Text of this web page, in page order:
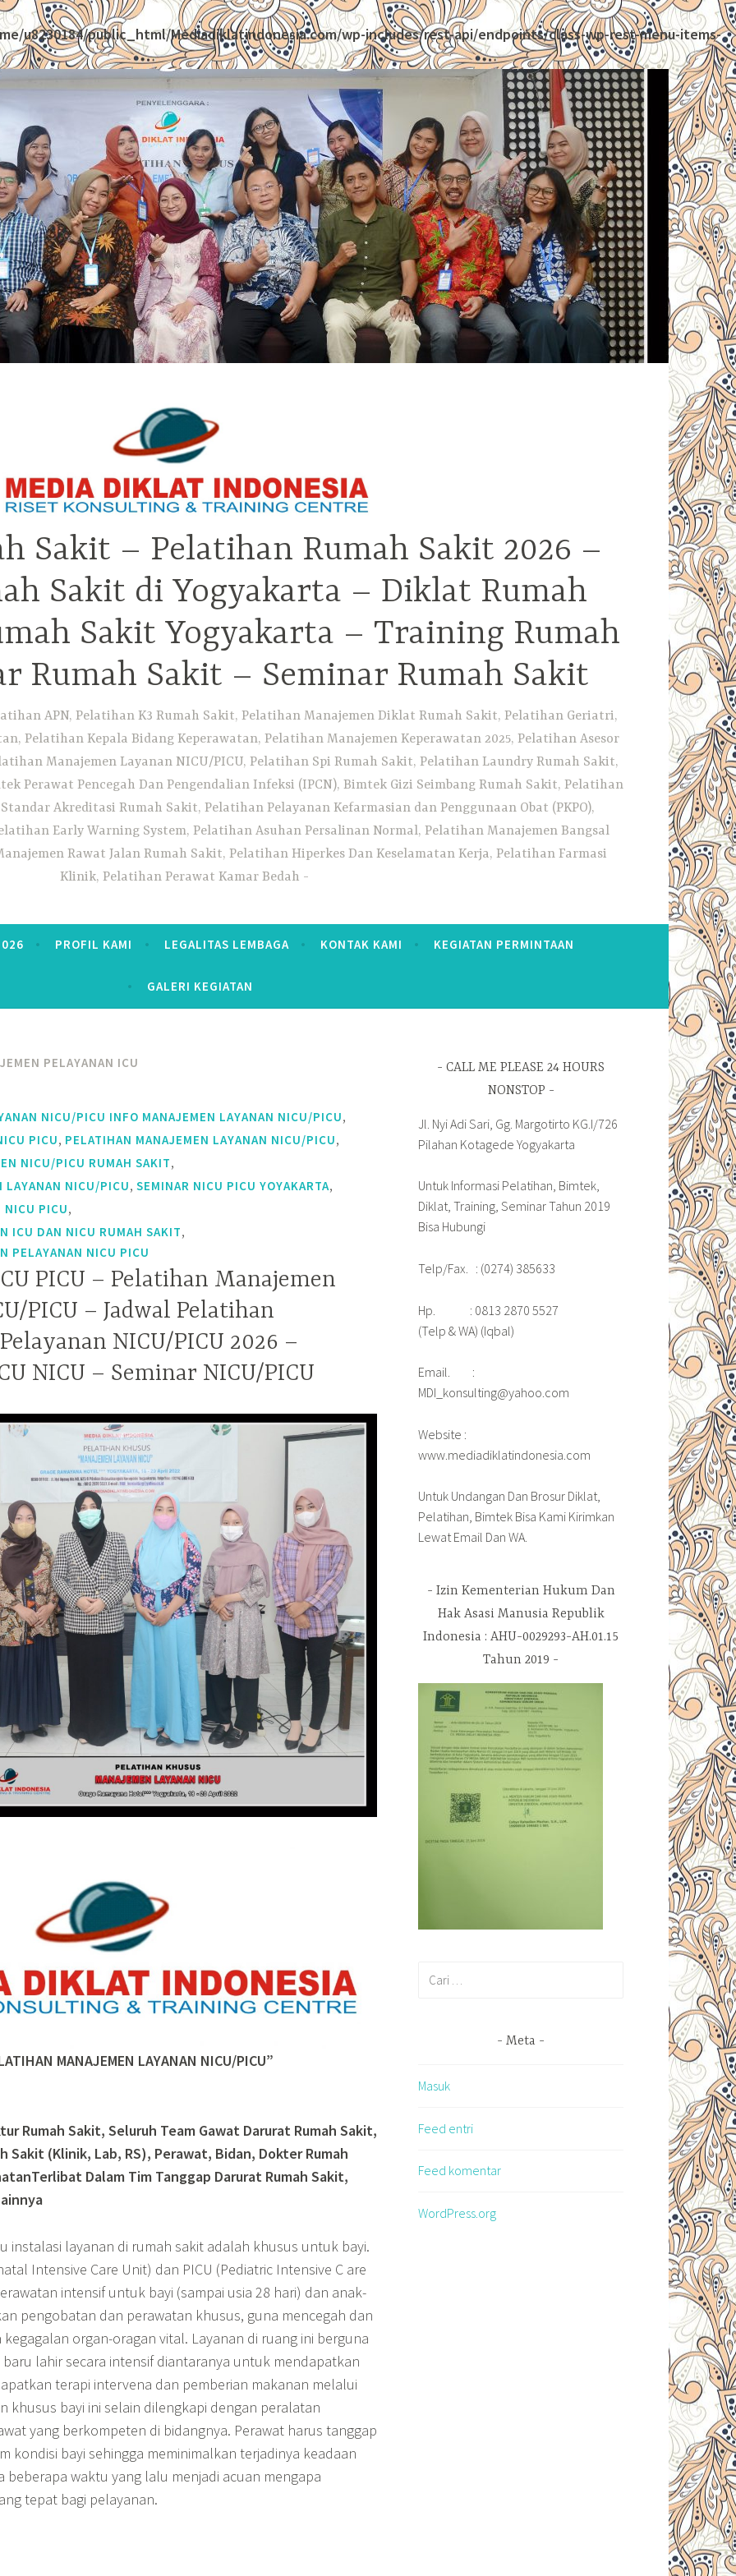
u8230184/public_html/Mediadiklatindonesia.com/wp-includes/rest-api/endpoints/class-wp-rest-menu-items-
Sakit – Pelatihan Rumah Sakit 2026 –
Sakit di Yogyakarta – Diklat Rumah
Sakit Yogyakarta – Training Rumah
Rumah Sakit – Seminar Rumah Sakit
APN, Pelatihan K3 Rumah Sakit, Pelatihan Manajemen Diklat Rumah Sakit, Pelatihan Geriatri,
Pelatihan Kepala Bidang Keperawatan, Pelatihan Manajemen Keperawatan 2025, Pelatihan Asesor
Manajemen Layanan NICU/PICU, Pelatihan Spi Rumah Sakit, Pelatihan Laundry Rumah Sakit,
Perawat Pencegah Dan Pengendalian Infeksi (IPCN), Bimtek Gizi Seimbang Rumah Sakit, Pelatihan
Akreditasi Rumah Sakit, Pelatihan Pelayanan Kefarmasian dan Penggunaan Obat (PKPO),
Early Warning System, Pelatihan Asuhan Persalinan Normal, Pelatihan Manajemen Bangsal
Rawat Jalan Rumah Sakit, Pelatihan Hiperkes Dan Keselamatan Kerja, Pelatihan Farmasi
Klinik, Pelatihan Perawat Kamar Bedah
PROFIL KAMI LEGALITAS LEMBAGA KONTAK KAMI KEGIATAN PERMINTAAN
GALERI KEGIATAN
PELAYANAN ICU
NICU/PICU INFO MANAJEMEN LAYANAN NICU/PICU,
PICU, PELATIHAN MANAJEMEN LAYANAN NICU/PICU,
NICU/PICU RUMAH SAKIT,
LAYANAN NICU/PICU, SEMINAR NICU PICU YOYAKARTA,
NICU PICU,
ICU DAN NICU RUMAH SAKIT,
PELAYANAN NICU PICU
PICU – Pelatihan Manajemen
PICU – Jadwal Pelatihan
NICU/PICU 2026 –
NICU – Seminar NICU/PICU
MANAJEMEN LAYANAN NICU/PICU”
Rumah Sakit, Seluruh Team Gawat Darurat Rumah Sakit,
Sakit (Klinik, Lab, RS), Perawat, Bidan, Dokter Rumah
Dalam Tim Tanggap Darurat Rumah Sakit,
instalasi layanan di rumah sakit adalah khusus untuk bayi.
Intensive Care Unit) dan PICU (Pediatric Intensive C are
intensif untuk bayi (sampai usia 28 hari) dan anak-
pengobatan dan perawatan khusus, guna mencegah dan
organ-oragan vital. Layanan di ruang ini berguna
lahir secara intensif diantaranya untuk mendapatkan
terapi intervena dan pemberian makanan melalui
khusus bayi ini selain dilengkapi dengan peralatan
yang berkompeten di bidangnya. Perawat harus tanggap
kondisi bayi sehingga meminimalkan terjadinya keadaan
beberapa waktu yang lalu menjadi acuan mengapa
tepat bagi pelayanan.
CALL ME PLEASE 24 HOURS
NONSTOP
Jl. Nyi Adi Sari, Gg. Margotirto KG.I/726
Pilahan Kotagede Yogyakarta
Untuk Informasi Pelatihan, Bimtek,
Diklat, Training, Seminar Tahun 2019
Bisa Hubungi
Telp/Fax. : (0274) 385633
Hp. : 0813 2870 5527
(Telp & WA) (Iqbal)
Email. :
MDI_konsulting@yahoo.com
Website :
www.mediadiklatindonesia.com
Untuk Undangan Dan Brosur Diklat,
Pelatihan, Bimtek Bisa Kami Kirimkan
Lewat Email Dan WA.
Izin Kementerian Hukum Dan
Hak Asasi Manusia Republik
Indonesia : AHU-0029293-AH.01.15
Tahun 2019
Meta
Masuk
Feed entri
Feed komentar
WordPress.org